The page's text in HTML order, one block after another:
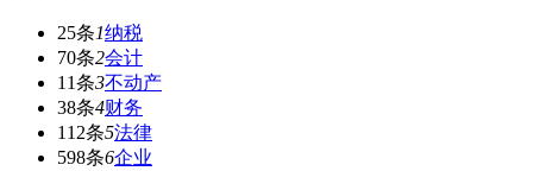
25条1纳税
70条2会计
11条3不动产
38条4财务
112条5法律
598条6企业